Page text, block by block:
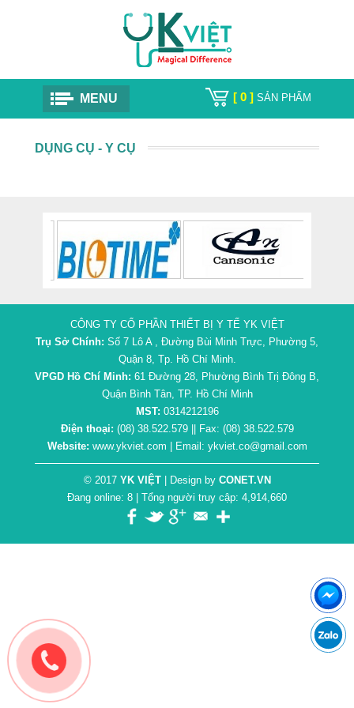
MENU [ 0 ] SẢN PHẨM
DỤNG CỤ - Y CỤ
CÔNG TY CỔ PHẦN THIẾT BỊ Y TẾ YK VIỆT
Trụ Sở Chính: Số 7 Lô A , Đường Bùi Minh Trực, Phường 5,
Quận 8, Tp. Hồ Chí Minh.
VPGD Hồ Chí Minh: 61 Đường 28, Phường Bình Trị Đông B,
Quận Bình Tân, TP. Hồ Chí Minh
MST: 0314212196
Điện thoại: (08) 38.522.579 || Fax: (08) 38.522.579
Website: www.ykviet.com | Email: ykviet.co@gmail.com
© 2017 YK VIỆT| Design by CONET.VN
Đang online: 8 | Tổng người truy cập: 4,914,660